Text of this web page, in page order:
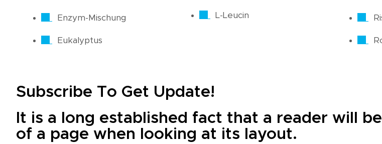
Enzym-Mischung
Eukalyptus
L-Leucin
Subscribe To Get Update!
It is a long established fact that a reader will
of a page when looking at its layout.